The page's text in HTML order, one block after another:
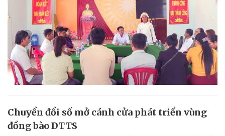
Chuyển đổi số mở cánh cửa phát triển vùng
đồng bào DTTS